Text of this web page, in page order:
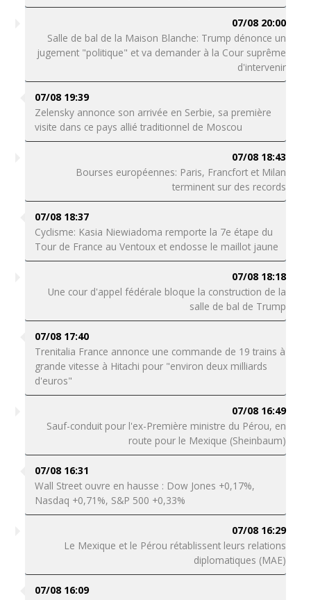
07/08 20:00
Salle de bal de la Maison Blanche: Trump dénonce un
jugement "politique" et va demander à la Cour suprême
d'intervenir
07/08 19:39
Zelensky annonce son arrivée en Serbie, sa première
visite dans ce pays allié traditionnel de Moscou
07/08 18:43
Bourses européennes: Paris, Francfort et Milan
terminent sur des records
07/08 18:37
Cyclisme: Kasia Niewiadoma remporte la 7e étape du
Tour de France au Ventoux et endosse le maillot jaune
07/08 18:18
Une cour d'appel fédérale bloque la construction de la
salle de bal de Trump
07/08 17:40
Trenitalia France annonce une commande de 19 trains à
grande vitesse à Hitachi pour "environ deux milliards
d'euros"
07/08 16:49
Sauf-conduit pour l'ex-Première ministre du Pérou, en
route pour le Mexique (Sheinbaum)
07/08 16:31
Wall Street ouvre en hausse : Dow Jones +0,17%,
Nasdaq +0,71%, S&P 500 +0,33%
07/08 16:29
Le Mexique et le Pérou rétablissent leurs relations
diplomatiques (MAE)
07/08 16:09